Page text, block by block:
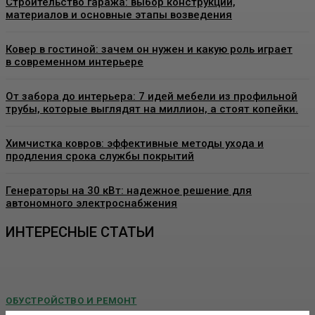
материалов и основные этапы возведения
Ковер в гостиной: зачем он нужен и какую роль играет
в современном интерьере
От забора до интерьера: 7 идей мебели из профильной
трубы, которые выглядят на миллион, а стоят копейки.
Химчистка ковров: эффективные методы ухода и
продления срока службы покрытий
Генераторы на 30 кВт: надежное решение для
автономного электроснабжения
ИНТЕРЕСНЫЕ СТАТЬИ
ОБУСТРОЙСТВО И РЕМОНТ